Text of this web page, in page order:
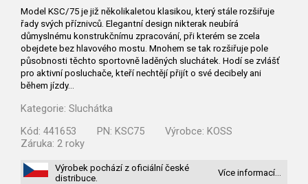
Model KSC/75 je již několikaletou klasikou, který stále rozšiřuje
řady svých příznivců. Elegantní design nikterak neubírá
důmyslnému konstrukčnímu zpracování, při kterém se zcela
obejdete bez hlavového mostu. Mnohem se tak rozšiřuje pole
působnosti těchto sportovně laděných sluchátek. Hodí se zvlášť
pro aktivní posluchače, kteří nechtějí přijít o své decibely ani
během jízdy…
Kategorie: Sluchátka
Kód: 441653 PN: KSC75 Výrobce: KOSS
Záruka: 2 roky
Výrobek pochází z oficiální české
distribuce.
Více informací…